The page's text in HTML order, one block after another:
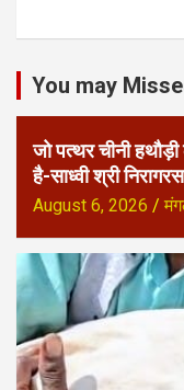
You may
जो पत्थर चीनी
है-साध्वी श्री
August 6, 2026